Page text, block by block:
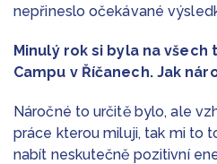
nepřineslo očekávané
Minulý rok si byla na
Campu v Říčanech. Jak
Náročné to určitě bylo, ale
práce kterou miluji, tak mi to
nabít neskutečně pozitivní